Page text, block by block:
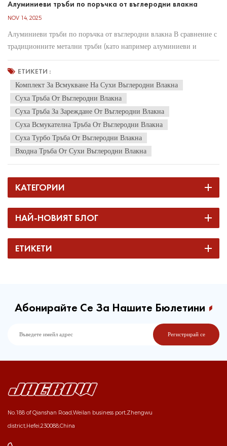
Алуминиеви тръби по поръчка от въглеродни влакна
NOV 14, 2025
Алуминиеви тръби по поръчка от въглеродни влакна В сравнение с
традиционните метални тръби (като например алуминиеви и
стоманени тръби), основното предимство на тръбите от въглеродни
влакна произтича от свойствата на композитния им материал и
анизотропията (т.е. различни свойства в различни посоки)....
ЕТИКЕТИ :
Комплект За Всмукване На Сухи Въглеродни Влакна
Суха Тръба От Въглеродни Влакна
Суха Тръба За Зареждане От Въглеродни Влакна
Суха Всмукателна Тръба От Въглеродни Влакна
Суха Турбо Тръба От Въглеродни Влакна
Входна Тръба От Сухи Въглеродни Влакна
КАТЕГОРИИ
НАЙ-НОВИЯТ БЛОГ
ЕТИКЕТИ
Абонирайте Се За Нашите Бюлетини
No.188 of Qianshan Road,Weilan business port,Zhengwu
district,Hefei,230088,China